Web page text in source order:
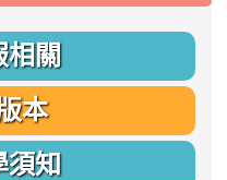
相關
本
須知